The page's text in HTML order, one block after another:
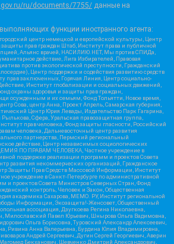
ru/documents/7755/ данные на
функции иностранного агента:
центр немецкой и европейской культуры, Центр
прав граждан Штаб, Институт права и публичной
Альянс врачей, НАСИЛИЮ.НЕТ, Мы против СПИДа,
действие, Лига Избирателей, Правовая
против экологической преступности, Гражданский
Центр поддержки и содействия развитию средств
прав заключенных, Горячая Линия, Центр социально-
Институт глобализации и социальных движений,
охраны здоровья и защиты прав граждан,
осужденным и их семьям, Фонд Тольятти, Новое время,
Сова, центр Анна, Проект Апрель, Самарская губерния,
Центр Юрия Левады, Издательство Парк Гагарина,
Сфера, Уральская правозащитная группа,
прав человека, Фонд защиты гласности, Российский
человека, Дальневосточный центр развития
партнерства, Пермский региональный
действие, Центр независимых социологических
ПО ПРАВАМ ЧЕЛОВЕКА, Частное учреждение в
поддержке реализации программ и проектов Совета
развития некоммерческих организаций, Гражданское
Защиты Прав Средств Массовой Информации, Институт
учреждение в Санкт-Петербурге по административной
и проектов Совета Министров Северных Стран, Фонд
контроль, Человек и Закон, Общественная
академика Сахарова, МЕМО. РУ, Институт региональной
Информации, Экозащита!-Женсовет, Общественный
ассоциация, Дзугкоева Регина Николаевна,
Милославский Павел Юрьевич, Шнырова Ольга Вадимовна,
Ольга Борисовна, Туровский Александр Алексеевич,
Ривина Анна Валерьевна, Бурдина Юлия Владимировна,
Андрей Сергеевич, Дугин Сергей Георгиевич, Аверин
Бекханович, Шевченко Дмитрий Александрович,